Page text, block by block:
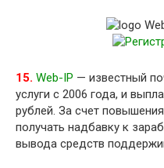
15. Web-IP — известный
услуги с 2006 года, и
рублей. За счет
получать надбавку к
вывода средств